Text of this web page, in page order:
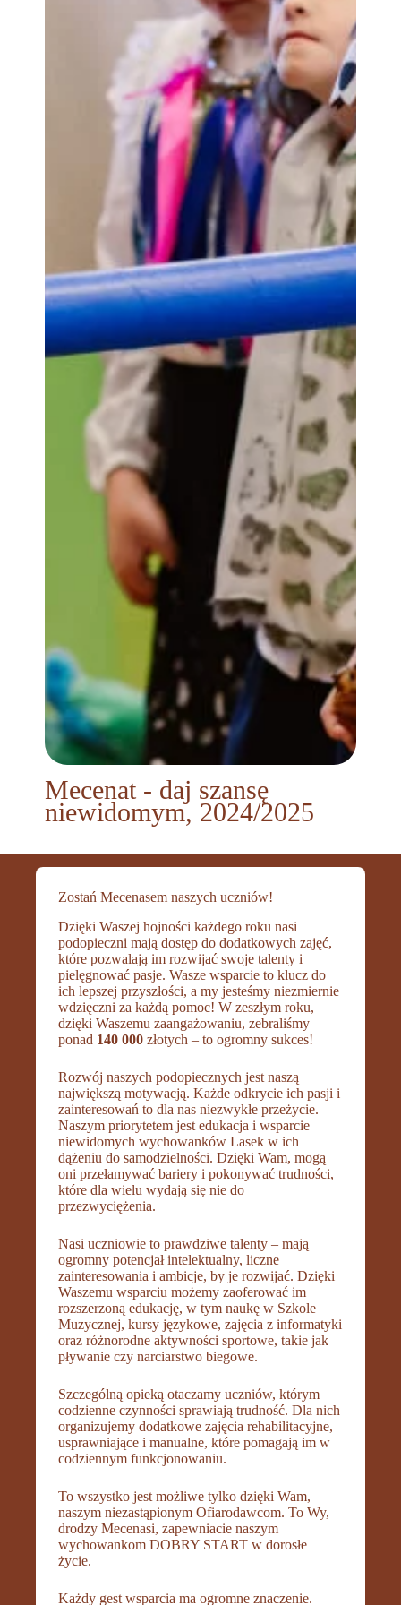
Mecenat - daj szansę
niewidomym, 2024/2025
Zostań Mecenasem naszych uczniów!
Dzięki Waszej hojności każdego roku nasi
podopieczni mają dostęp do dodatkowych zajęć,
które pozwalają im rozwijać swoje talenty i
pielęgnować pasje. Wasze wsparcie to klucz do
ich lepszej przyszłości, a my jesteśmy niezmiernie
wdzięczni za każdą pomoc! W zeszłym roku,
dzięki Waszemu zaangażowaniu, zebraliśmy
ponad 140 000 złotych – to ogromny sukces!
Rozwój naszych podopiecznych jest naszą
największą motywacją. Każde odkrycie ich pasji i
zainteresowań to dla nas niezwykłe przeżycie.
Naszym priorytetem jest edukacja i wsparcie
niewidomych wychowanków Lasek w ich
dążeniu do samodzielności. Dzięki Wam, mogą
oni przełamywać bariery i pokonywać trudności,
które dla wielu wydają się nie do
przezwyciężenia.
Nasi uczniowie to prawdziwe talenty – mają
ogromny potencjał intelektualny, liczne
zainteresowania i ambicje, by je rozwijać. Dzięki
Waszemu wsparciu możemy zaoferować im
rozszerzoną edukację, w tym naukę w Szkole
Muzycznej, kursy językowe, zajęcia z informatyki
oraz różnorodne aktywności sportowe, takie jak
pływanie czy narciarstwo biegowe.
Szczególną opieką otaczamy uczniów, którym
codzienne czynności sprawiają trudność. Dla nich
organizujemy dodatkowe zajęcia rehabilitacyjne,
usprawniające i manualne, które pomagają im w
codziennym funkcjonowaniu.
To wszystko jest możliwe tylko dzięki Wam,
naszym niezastąpionym Ofiarodawcom. To Wy,
drodzy Mecenasi, zapewniacie naszym
wychowankom DOBRY START w dorosłe
życie.
Każdy gest wsparcia ma ogromne znaczenie.